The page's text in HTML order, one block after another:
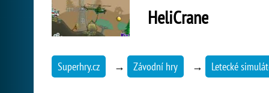
HeliCrane
Superhry.cz → Závodní hry → Letecké